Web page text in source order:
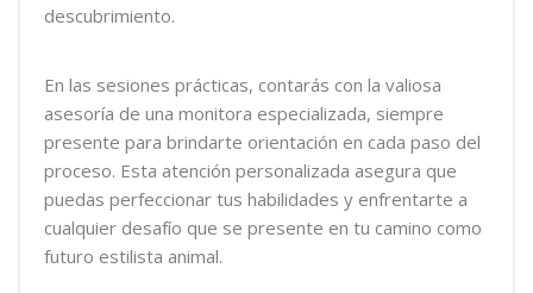
descubrimiento.
En las sesiones prácticas, contarás con la valiosa
asesoría de una monitora especializada, siempre
presente para brindarte orientación en cada paso del
proceso. Esta atención personalizada asegura que
puedas perfeccionar tus habilidades y enfrentarte a
cualquier desafío que se presente en tu camino como
futuro estilista animal.